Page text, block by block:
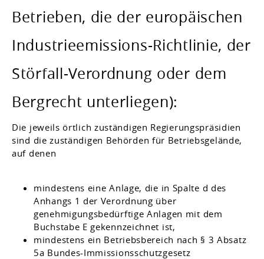
Betrieben, die der europäischen
Industrieemissions-Richtlinie, der
Störfall-Verordnung oder dem
Bergrecht unterliegen):
Die jeweils örtlich zuständigen Regierungspräsidien
sind die zuständigen Behörden für Betriebsgelände,
auf denen
mindestens eine Anlage, die in Spalte d des
Anhangs 1 der Verordnung über
genehmigungsbedürftige Anlagen mit dem
Buchstabe E gekennzeichnet ist,
mindestens ein Betriebsbereich nach § 3 Absatz
5a Bundes-Immissionsschutzgesetz